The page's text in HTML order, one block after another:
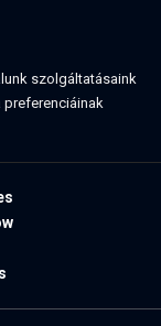
szolgáltatásaink